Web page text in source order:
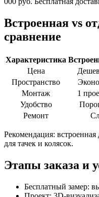
Встроенная vs
сравнение
Характеристика
Цена
Пространство
Монтаж
1
Удобство
Ремонт
Рекомендация:
для тачек и колясок.
Этапы заказа и
Бесплатный замер: